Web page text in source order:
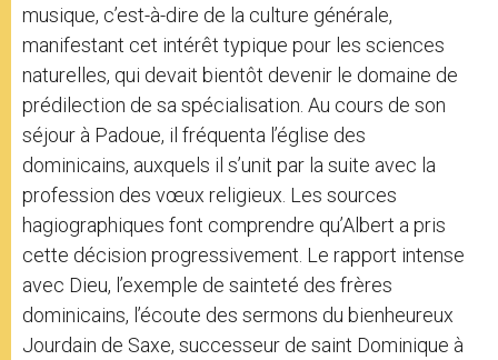
musique, c’est-à-dire de la culture générale,
manifestant cet intérêt typique pour les sciences
naturelles, qui devait bientôt devenir le domaine de
prédilection de sa spécialisation. Au cours de son
séjour à Padoue, il fréquenta l’église des
dominicains, auxquels il s’unit par la suite avec la
profession des vœux religieux. Les sources
hagiographiques font comprendre qu’Albert a pris
cette décision progressivement. Le rapport intense
avec Dieu, l’exemple de sainteté des frères
dominicains, l’écoute des sermons du bienheureux
Jourdain de Saxe, successeur de saint Dominique à